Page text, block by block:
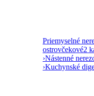
Priemyselné
ostrovčekové2
›Nástenné
›Kuchynské